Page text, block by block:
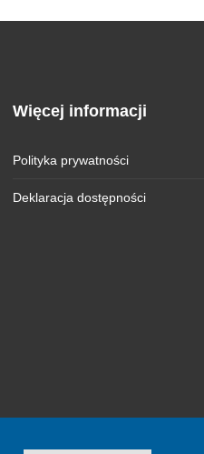
Więcej informacji
Polityka prywatności
Deklaracja dostępności